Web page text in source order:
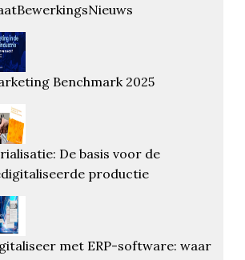
Benchmark 2025
De basis voor de
productie
met ERP-software: waar